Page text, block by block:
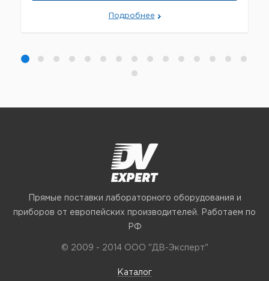
Подробнее
Прямые поставки лабораторного оборудования и
приборов от европейских производителей. Работаем по
РФ
© 2009 - 2014 ООО "ДВ-Эксперт"
Каталог